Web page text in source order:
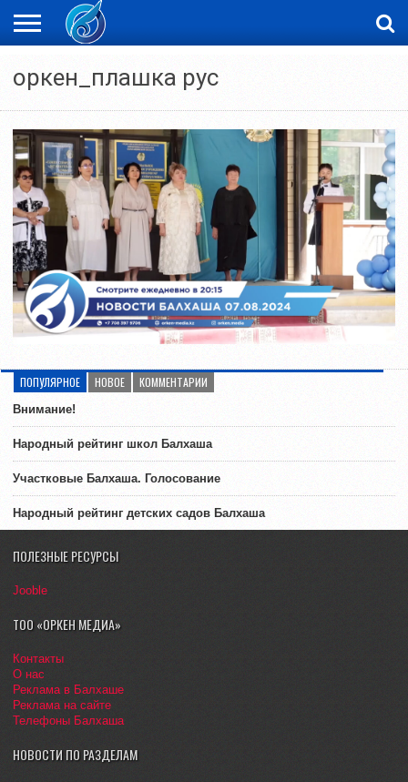
НОВОСТИ
ВИДЕО
ФОТОРЕПОРТАЖИ
ОРКЕН
оркен_плашка рус
ПОПУЛЯРНОЕ НОВОЕ КОММЕНТАРИИ
Внимание!
Народный рейтинг школ Балхаша
Участковые Балхаша. Голосование
Народный рейтинг детских садов Балхаша
ПОЛЕЗНЫЕ РЕСУРСЫ
Jooble
ТОО «ОРКЕН МЕДИА»
Контакты
О нас
Реклама в Балхаше
Реклама на сайте
Телефоны Балхаша
НОВОСТИ ПО РАЗДЕЛАМ